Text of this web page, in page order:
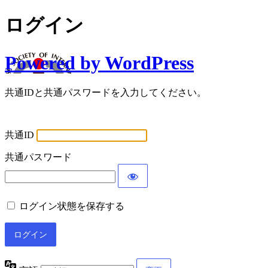
ログイン
Powered by WordPress
共通IDと共通パスワードを入力してください。
共通ID
共通パスワード
ログイン状態を保存する